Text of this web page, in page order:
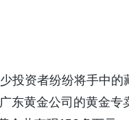
资者纷纷将手中的
东黄金公司的黄金